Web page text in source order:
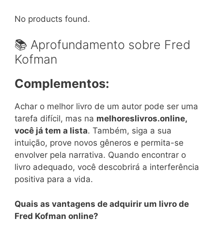
No products found.
📚 Aprofundamento sobre Fred
Kofman
Complementos:
Achar o melhor livro de um autor pode ser uma
tarefa difícil, mas na melhoreslivros.online,
você já tem a lista. Também, siga a sua
intuição, prove novos gêneros e permita-se
envolver pela narrativa. Quando encontrar o
livro adequado, você descobrirá a interferência
positiva para a vida.
Quais as vantagens de adquirir um livro de
Fred Kofman online?